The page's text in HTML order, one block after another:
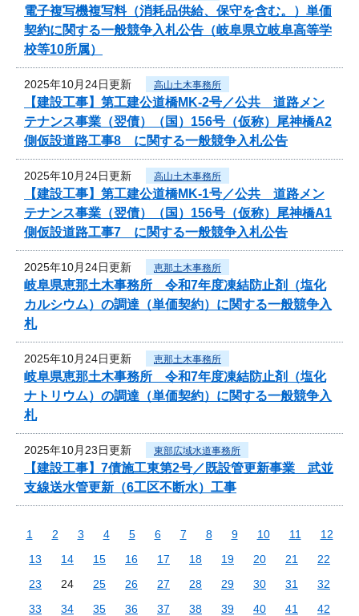
電子複写機複写料（消耗品供給、保守を含む。）単価
契約に関する一般競争入札公告（岐阜県立岐阜高等学
校等10所属）
2025年10月24日更新 高山土木事務所
【建設工事】第工建公道橋MK-2号／公共 道路メン
テナンス事業（翌債）（国）156号（仮称）尾神橋A2
側仮設道路工事8 に関する一般競争入札公告
2025年10月24日更新 高山土木事務所
【建設工事】第工建公道橋MK-1号／公共 道路メン
テナンス事業（翌債）（国）156号（仮称）尾神橋A1
側仮設道路工事7 に関する一般競争入札公告
2025年10月24日更新 恵那土木事務所
岐阜県恵那土木事務所 令和7年度凍結防止剤（塩化
カルシウム）の調達（単価契約）に関する一般競争入
札
2025年10月24日更新 恵那土木事務所
岐阜県恵那土木事務所 令和7年度凍結防止剤（塩化
ナトリウム）の調達（単価契約）に関する一般競争入
札
2025年10月23日更新 東部広域水道事務所
【建設工事】7債施工東第2号／既設管更新事業 武並
支線送水管更新（6工区不断水）工事
1 2 3 4 5 6 7 8 9 10 11
12
13
14 15 16 17 18 19 20 21
22
23
24 25 26 27 28 29 30 31
32
33
34 35 36 37 38 39 40 41
42